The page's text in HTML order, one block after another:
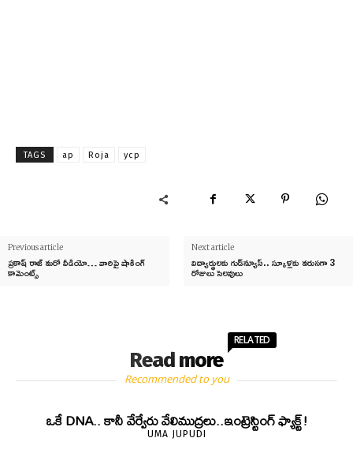
TAGS ap Roja ycp
Previous article
ప్రకాష్ రాజ్ మరో వీడియో… వారిపై షాకింగ్
కామెంట్స్
Next article
విద్యార్థులకు గుడ్‌న్యూస్.. స్కూళ్లకు వరుసగా 3
రోజులు సెలవులు
Read more
RELATED
Recommended to you
ఒకే DNA.. కానీ వేర్వేరు వేలిముద్రలు..ఇంట్రెస్టింగ్ ఫ్యాక్ట్!
UMA JUPUDI